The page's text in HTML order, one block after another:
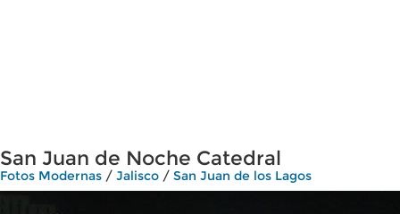
San Juan de Noche Catedral
Fotos Modernas / Jalisco / San Juan de los Lagos